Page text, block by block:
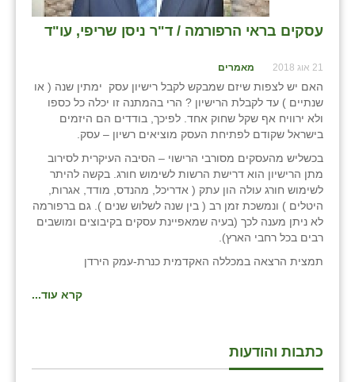
עסקים בראי הרפורמה / ד"ר ניסן שריפי, עו"ד
21 אוג 2018 מאמרים
האם יש לצפות שיזם שמבקש לקבל רישיון עסק ימתין שנה ( או
שנתיים ) עד לקבלת הרישיון ? הרי בהמתנה זו יכלה כל כספו
ולא ירוויח אף שקל שחוק אחד. לפיכך, בודדים הם היזמים
בישראל שקודם לפתיחת העסק מוציאים רשיון – עסק.
בכשליש מהעסקים מסורבי הרישוי – הסיבה העיקרית לסירוב
מתן הרישיון הוא דרישת הרשות לשימוש חורג. בקשה להיתר
לשימוש חורג עולה הון עתק ( אדריכל, מהנדס, מודד, אגרות,
היטלים ) ונמשכת זמן רב ( בין שנה לשלוש שנים ). גם ברפורמה
לא ניתן מענה לכך (בעיה שמאפיינת עסקים בקיבוצים ומושבים
רבים בכל רחבי הארץ).
תמצית הרצאה במכללה האקדמית כנרת-עמק הירדן
קרא עוד...
כתבות והודעות
נהריה (אג״ש)
ניר צבי
עין חצבה
עין תמר
עמרים
קורנית
קלחים
רועי
רמת הדר